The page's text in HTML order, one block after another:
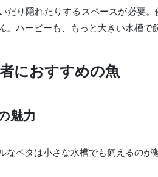
だり隠れたりするスペースが必要
。ハービーも、もっと大きい水槽で
におすすめの魚
魅力
なベタは小さな水槽でも飼えるのが